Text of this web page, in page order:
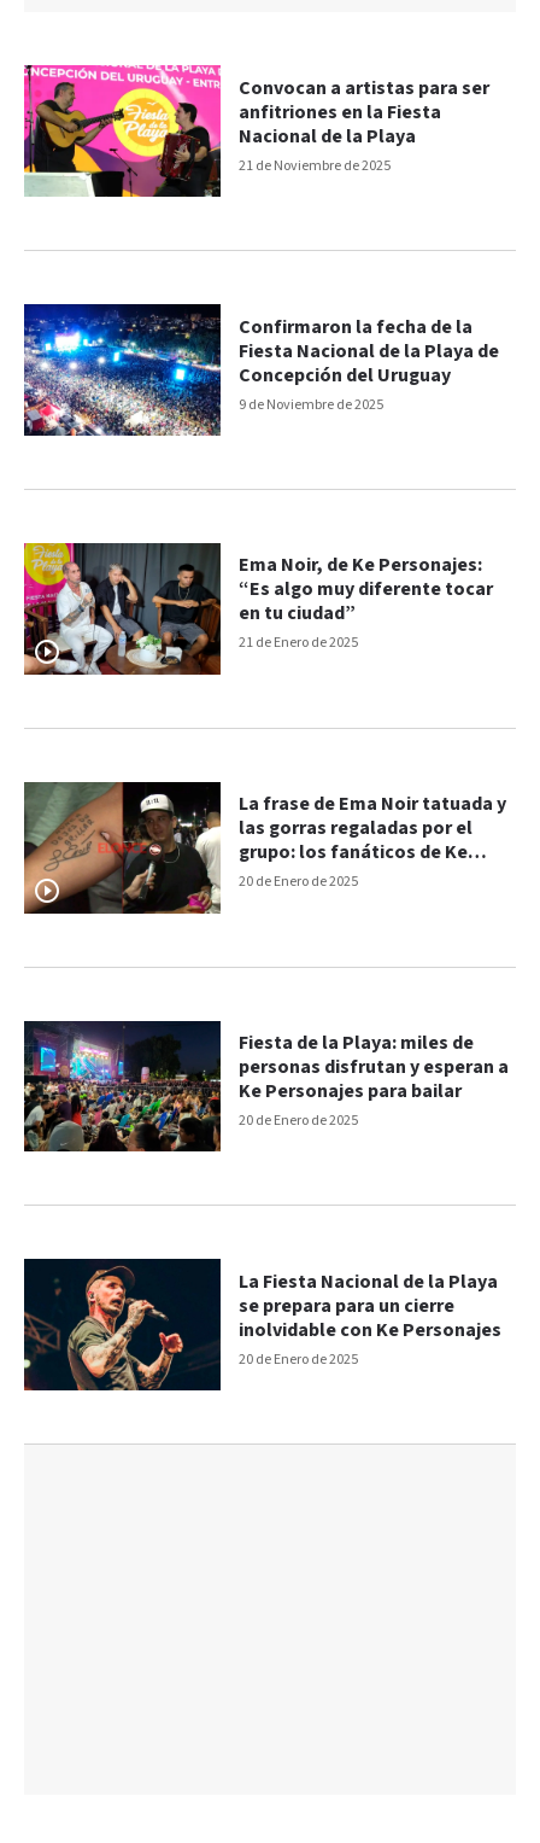
21 de Noviembre de 2025
Convocan a artistas para ser
anfitriones en la Fiesta
Nacional de la Playa
9 de Noviembre de 2025
Confirmaron la fecha de la
Fiesta Nacional de la Playa de
Concepción del Uruguay
21 de Enero de 2025
Ema Noir, de Ke Personajes:
“Es algo muy diferente tocar
en tu ciudad”
20 de Enero de 2025
La frase de Ema Noir tatuada y
las gorras regaladas por el
grupo: los fanáticos de Ke
Personajes
20 de Enero de 2025
Fiesta de la Playa: miles de
personas disfrutan y esperan a
Ke Personajes para bailar
20 de Enero de 2025
La Fiesta Nacional de la Playa
se prepara para un cierre
inolvidable con Ke Personajes